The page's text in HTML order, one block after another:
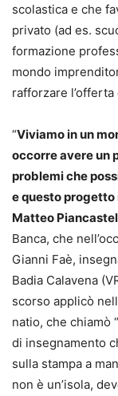
scolastica e che
privato (ad es.
formazione
mondo
rafforzare l’offerta
“Viviamo in un
occorre avere un
problemi che
e questo progetto
Matteo
Banca, che
Gianni Faè,
Badia Calavena
scorso applicò
natio, che chiamò
di insegnamento
sulla stampa a
non è un’isola,